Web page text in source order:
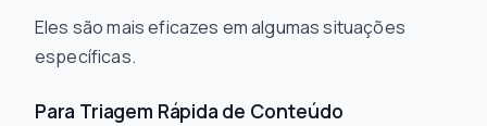
Eles são mais eficazes em algumas situações
específicas.
Para Triagem Rápida de Conteúdo